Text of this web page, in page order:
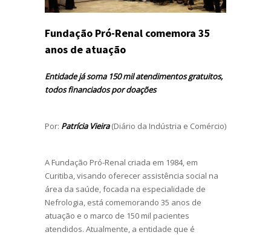
Fundação Pró-Renal comemora 35
anos de atuação
Entidade já soma 150 mil atendimentos gratuitos,
todos financiados por doações
Por: Patrícia Vieira(Diário da Indústria e Comércio)
A Fundação Pró-Renal criada em 1984, em
Curitiba, visando oferecer assistência social na
área da saúde, focada na especialidade de
Nefrologia, está comemorando 35 anos de
atuação e o marco de 150 mil pacientes
atendidos. Atualmente, a entidade que é